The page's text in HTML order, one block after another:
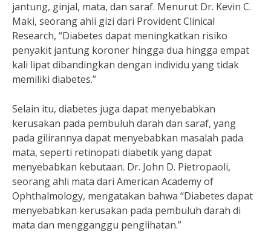
jantung, ginjal, mata, dan saraf. Menurut Dr. Kevin C.
Maki, seorang ahli gizi dari Provident Clinical
Research, “Diabetes dapat meningkatkan risiko
penyakit jantung koroner hingga dua hingga empat
kali lipat dibandingkan dengan individu yang tidak
memiliki diabetes.”
Selain itu, diabetes juga dapat menyebabkan
kerusakan pada pembuluh darah dan saraf, yang
pada gilirannya dapat menyebabkan masalah pada
mata, seperti retinopati diabetik yang dapat
menyebabkan kebutaan. Dr. John D. Pietropaoli,
seorang ahli mata dari American Academy of
Ophthalmology, mengatakan bahwa “Diabetes dapat
menyebabkan kerusakan pada pembuluh darah di
mata dan mengganggu penglihatan.”